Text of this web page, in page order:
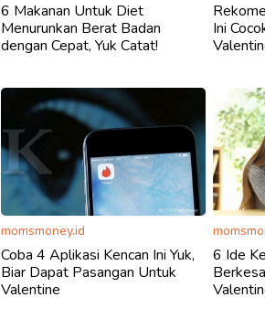
6 Makanan Untuk Diet
Menurunkan Berat Badan
dengan Cepat, Yuk Catat!
Ini
momsmoney.id
Coba 4 Aplikasi Kencan Ini Yuk,
Biar Dapat Pasangan Untuk
Valentine
6 Ide